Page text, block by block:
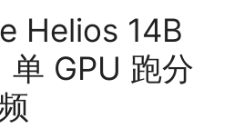
Helios 14B
单 GPU 跑分